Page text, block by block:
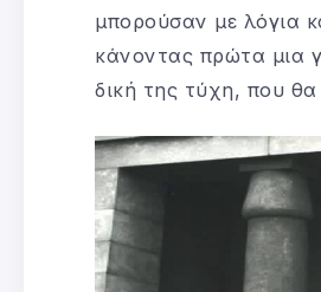
μπορούσαν με λόγια
κάνοντας πρώτα μια
δική της τύχη, που